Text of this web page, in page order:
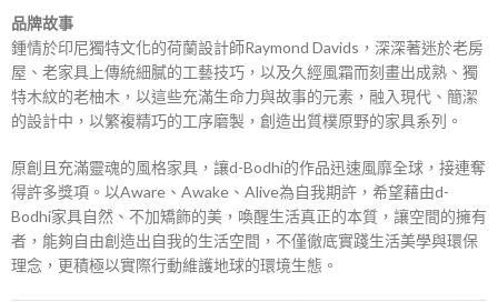
品牌故事
鍾情於印尼獨特文化的荷蘭設計師Raymond Davids，深深著迷於老房
屋、老家具上傳統細膩的工藝技巧，以及久經風霜而刻畫出成熟、獨
特木紋的老柚木，以這些充滿生命力與故事的元素，融入現代、簡潔
的設計中，以繁複精巧的工序磨製，創造出質樸原野的家具系列。
原創且充滿靈魂的風格家具，讓d-Bodhi的作品迅速風靡全球，接連奪
得許多獎項。以Aware、Awake、Alive為自我期許，希望藉由d-
Bodhi家具自然、不加矯飾的美，喚醒生活真正的本質，讓空間的擁有
者，能夠自由創造出自我的生活空間，不僅徹底實踐生活美學與環保
理念，更積極以實際行動維護地球的環境生態。